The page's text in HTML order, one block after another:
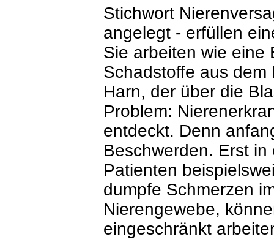
Stichwort
angelegt - erfüllen
Sie arbeiten wie eine
Schadstoffe aus
Harn, der über die
Problem:
entdeckt. Denn
Beschwerden. Erst
Patienten
dumpfe Schmerzen
Nierengewebe,
eingeschränkt